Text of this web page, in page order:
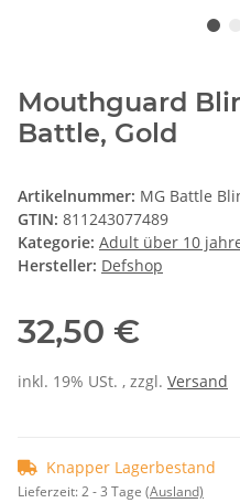
Mouthguard
Battle, Gold
Artikelnummer: MG Battle
GTIN: 811243077489
Kategorie: Adult über 10
Hersteller: Defshop
32,50 €
inkl. 19% USt. , zzgl. Versand
Knapper Lagerbestand
Lieferzeit:2 - 3 Tage (Ausland)